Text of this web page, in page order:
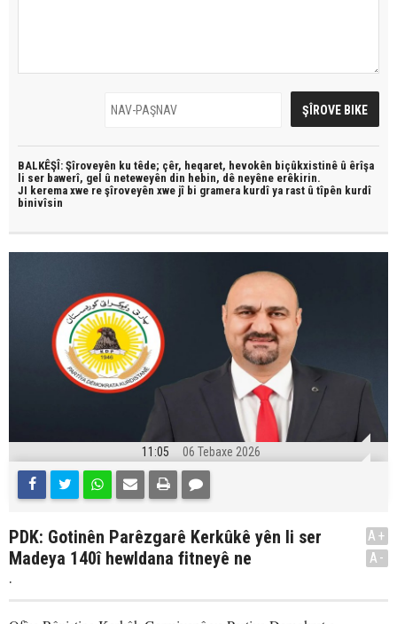
BALKÊŞÎ: Şîroveyên ku têde; çêr, heqaret, hevokên biçûkxistinê û êrîşa
li ser bawerî, gel û neteweyên din hebin, dê neyêne erêkirin.
JI kerema xwe re şîroveyên xwe jî bi gramera kurdî ya rast û tîpên kurdî
binivîsin
11:05 06 Tebaxe 2026
PDK: Gotinên Parêzgarê Kerkûkê yên li ser
Madeya 140î hewldana fitneyê ne
.
A+
A-